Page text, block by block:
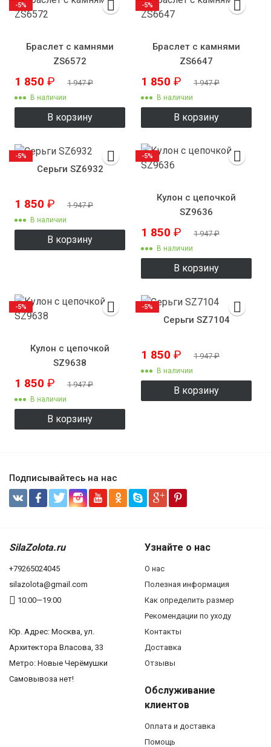
Браслет с камнями
ZS6572
1 850 ₽ 1 947₽
В наличии
В корзину
-5%
Браслет с камнями
ZS6647
1 850 ₽ 1 947₽
В наличии
В корзину
-5%
Серьги SZ6932
1 850 ₽ 1 947₽
В наличии
В корзину
-5%
Кулон с цепочкой
SZ9636
1 850 ₽ 1 947₽
В наличии
В корзину
-5%
Кулон с цепочкой
SZ9638
1 850 ₽ 1 947₽
В наличии
В корзину
-5%
Серьги SZ7104
1 850 ₽ 1 947₽
В наличии
В корзину
-5%
Подписывайтесь на нас
SilaZolota.ru
+79265024045
silazolota@gmail.com
10:00—19:00
Юр. Адреc: Москва, ул.
Архитектора Власова, 33
Метро: Новые Черёмушки
Самовывоза нет!
Узнайте о нас
О нас
Полезная информация
Как определить размер
Рекомендации по уходу
Контакты
Доставка
Отзывы
Обслуживание
клиентов
Оплата и доставка
Помощь